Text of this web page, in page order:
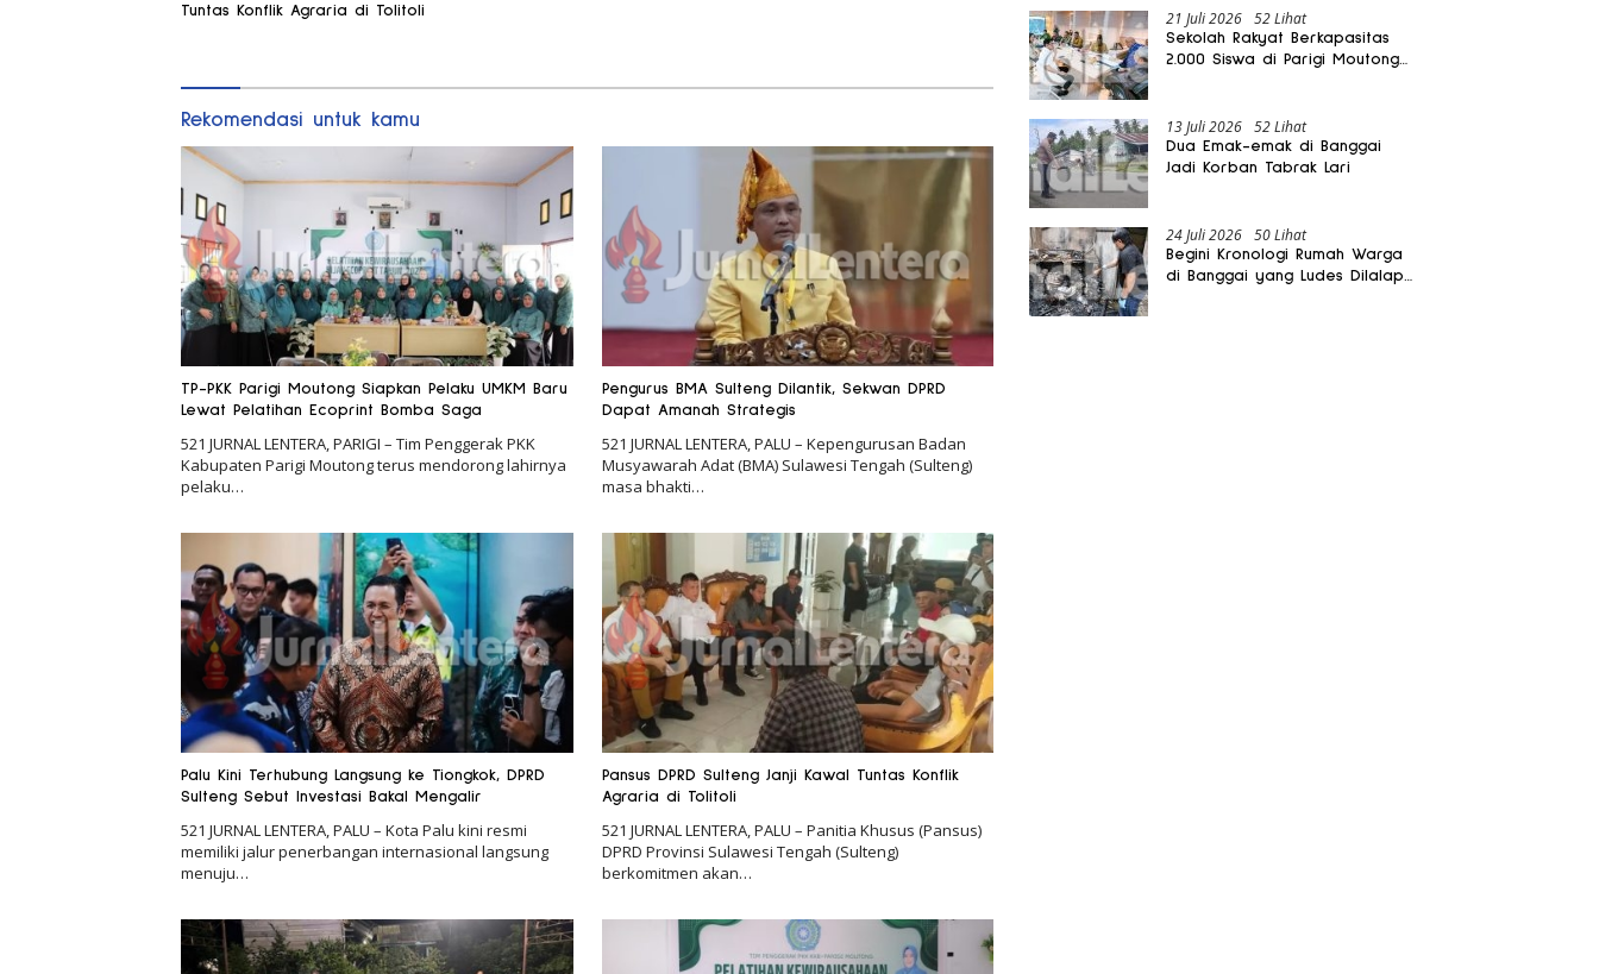
Tuntas Konflik Agraria di Tolitoli
Rekomendasi untuk kamu
TP-PKK Parigi Moutong Siapkan Pelaku UMKM Baru
Lewat Pelatihan Ecoprint Bomba Saga
521 JURNAL LENTERA, PARIGI – Tim Penggerak PKK
Kabupaten Parigi Moutong terus mendorong lahirnya
pelaku…
Pengurus BMA Sulteng Dilantik, Sekwan DPRD
Dapat Amanah Strategis
521 JURNAL LENTERA, PALU – Kepengurusan Badan
Musyawarah Adat (BMA) Sulawesi Tengah (Sulteng)
masa bhakti…
Palu Kini Terhubung Langsung ke Tiongkok, DPRD
Sulteng Sebut Investasi Bakal Mengalir
521 JURNAL LENTERA, PALU – Kota Palu kini resmi
memiliki jalur penerbangan internasional langsung
menuju…
Pansus DPRD Sulteng Janji Kawal Tuntas Konflik
Agraria di Tolitoli
521 JURNAL LENTERA, PALU – Panitia Khusus (Pansus)
DPRD Provinsi Sulawesi Tengah (Sulteng)
berkomitmen akan…
21 Juli 2026 52 Lihat
Sekolah Rakyat Berkapasitas
2.000 Siswa di Parigi Moutong
13 Juli 2026 52 Lihat
Dua Emak-emak di Banggai
Jadi Korban Tabrak Lari
24 Juli 2026 50 Lihat
Begini Kronologi Rumah Warga
di Banggai yang Ludes Dilalap